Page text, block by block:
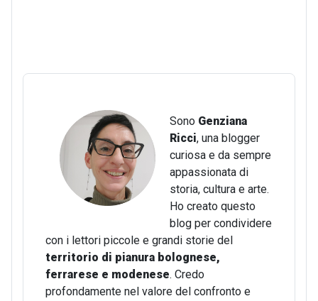
Sono Genziana
Ricci, una blogger
curiosa e da sempre
appassionata di
storia, cultura e arte.
Ho creato questo
blog per condividere
con i lettori piccole e grandi storie del
territorio di pianura bolognese,
ferrarese e modenese. Credo
profondamente nel valore del confronto e